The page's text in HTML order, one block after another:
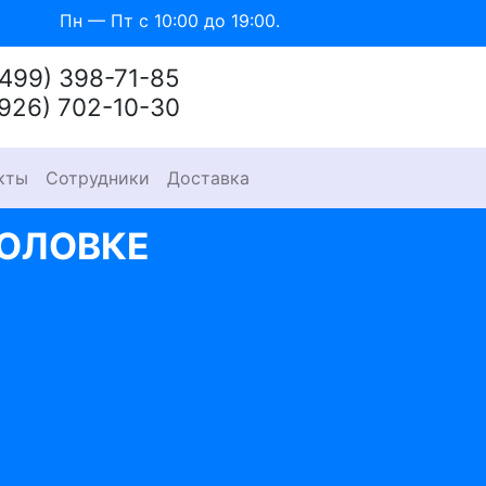
Пн — Пт с 10:00 до 19:00.
398-71-85
702-10-30
Сотрудники Доставка